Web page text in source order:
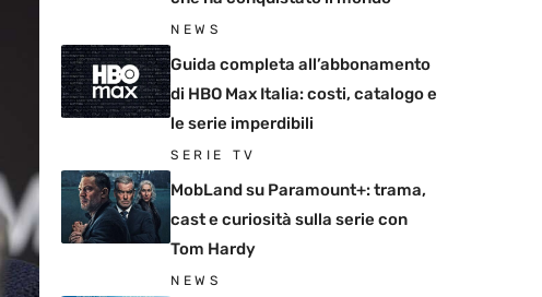
NEWS
Guida completa all’abbonamento
di HBO Max Italia: costi, catalogo e
le serie imperdibili
SERIE TV
MobLand su Paramount+: trama,
cast e curiosità sulla serie con
Tom Hardy
NEWS